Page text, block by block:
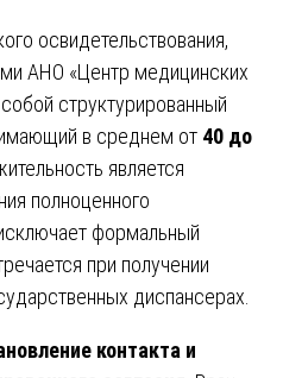
освидетельствования,
АНО «Центр медицинских
структурированный
в среднем от 40 до
является
полноценного
формальный
при получении
диспансерах.
контакта и